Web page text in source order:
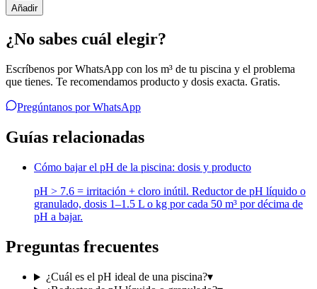
Añadir
¿No sabes cuál elegir?
Escríbenos por WhatsApp con los m³ de tu piscina y el problema
que tienes. Te recomendamos producto y dosis exacta. Gratis.
Pregúntanos por WhatsApp
Guías relacionadas
Cómo bajar el pH de la piscina: dosis y producto
pH > 7.6 = irritación + cloro inútil. Reductor de pH líquido o
granulado, dosis 1–1.5 L o kg por cada 50 m³ por décima de
pH a bajar.
Preguntas frecuentes
¿Cuál es el pH ideal de una piscina?▾